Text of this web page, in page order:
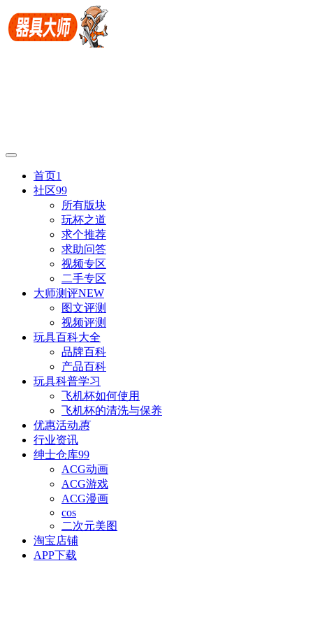
首页1
社区99
所有版块
玩杯之道
求个推荐
求助问答
视频专区
二手专区
大师测评NEW
图文评测
视频评测
玩具百科大全
品牌百科
产品百科
玩具科普学习
飞机杯如何使用
飞机杯的清洗与保养
优惠活动惠
行业资讯
绅士仓库99
ACG动画
ACG游戏
ACG漫画
cos
二次元美图
淘宝店铺
APP下载